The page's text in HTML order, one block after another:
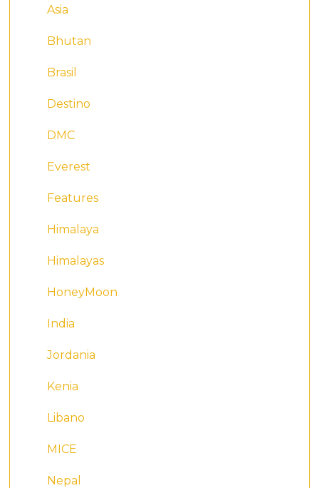
Asia
Bhutan
Brasil
Destino
DMC
Everest
Features
Himalaya
Himalayas
HoneyMoon
India
Jordania
Kenia
Libano
MICE
Nepal